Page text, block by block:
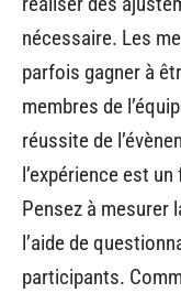
nécessaire. Les
parfois gagner à
membres de
réussite de
l’expérience est
Pensez à mesurer
l’aide de
participants.